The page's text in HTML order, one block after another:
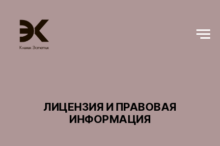
ЛИЦЕНЗИЯ И ПРАВОВАЯ
ИНФОРМАЦИЯ